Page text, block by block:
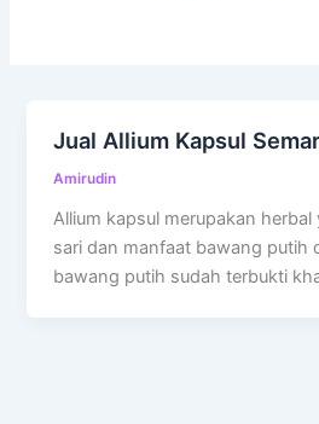
Jual Allium Kapsul
Amirudin
Allium kapsul merupakan
sari dan manfaat bawang putih
bawang putih sudah terbukti